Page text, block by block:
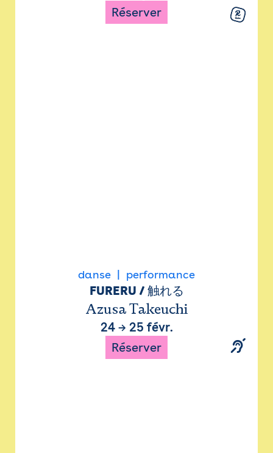
Réserver
danse performance
FURERU / 触れる
Azusa Takeuchi
24→ 25 févr.
Réserver